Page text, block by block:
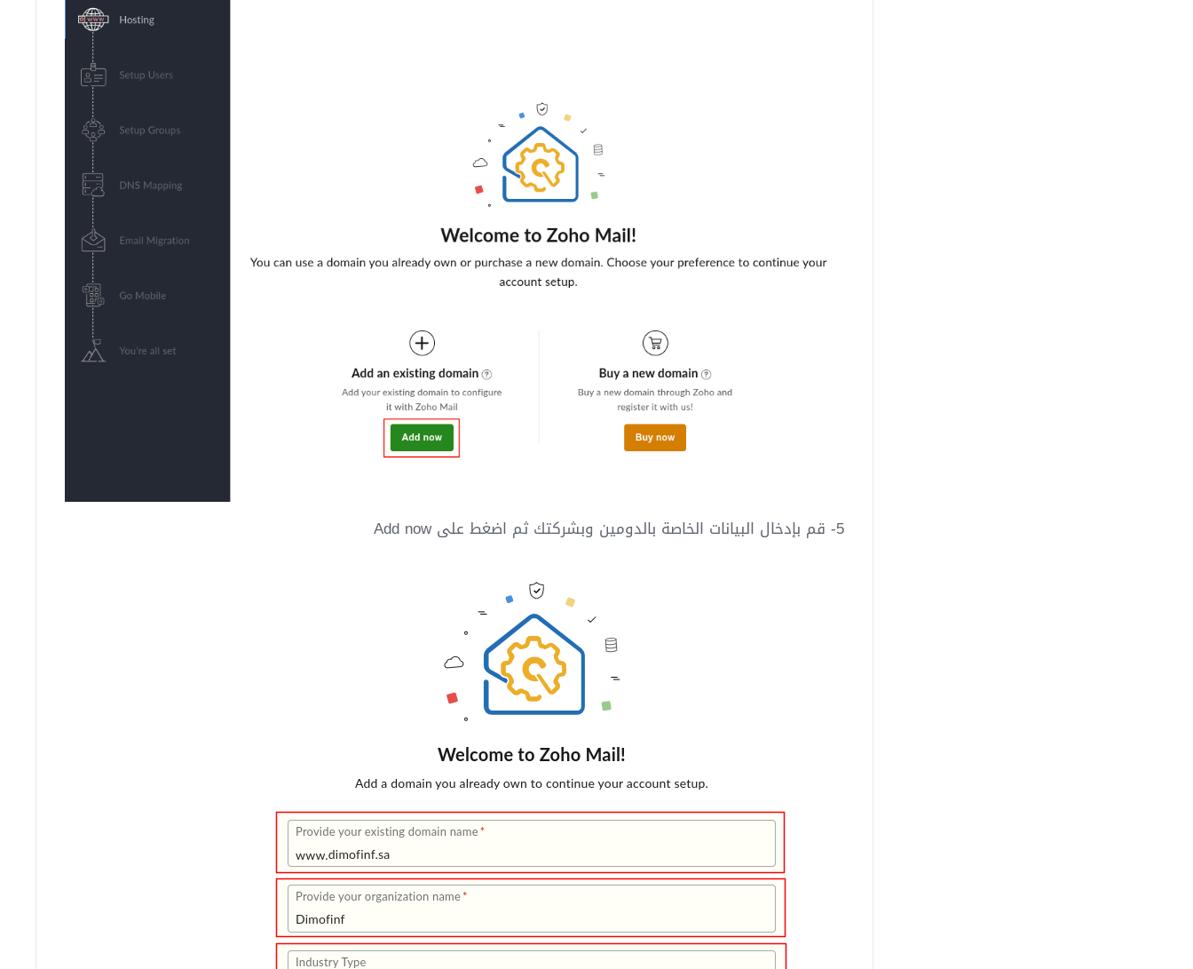
5- قم بإدخال البيانات الخاصة بالدومين وبشركتك ثم اضغط على Add now